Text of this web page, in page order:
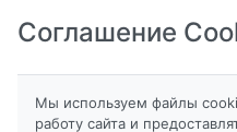
8-800-201-50-81
Соглашение
Мы используем файлы
работу сайта и